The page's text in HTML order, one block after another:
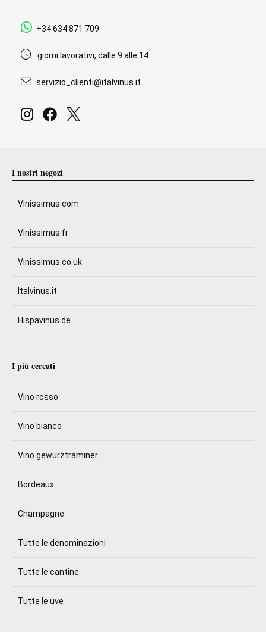
+34 634 871 709
giorni lavorativi, dalle 9 alle 14
servizio_clienti@italvinus.it
I nostri negozi
Vinissimus.com
Vinissimus.fr
Vinissimus.co.uk
Italvinus.it
Hispavinus.de
I più cercati
Vino rosso
Vino bianco
Vino gewürztraminer
Bordeaux
Champagne
Tutte le denominazioni
Tutte le cantine
Tutte le uve